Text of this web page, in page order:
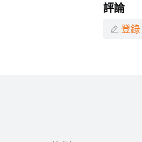
評論
登錄